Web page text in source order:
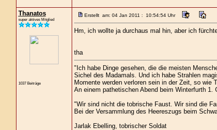
Thanatos
super aktives Mitglied
1037 Beiträge
Erstellt am: 04 Jan 2011 : 10:54:54 Uhr
Hm, ich wollte ja durchaus mal hin, aber ich
tha
"Ich habe Dinge gesehen, die die meisten
Sichel des Madamals. Und ich habe Strahlen
Momente werden verloren sein in der Zeit, so wie
An einem pathetischen Abend beim Winterfurth
"Wir sind nicht die tobrische Faust. Wir sind die
Bei der Versammlung des Heereszugs beim
Jarlak Ebelling, tobrischer Soldat